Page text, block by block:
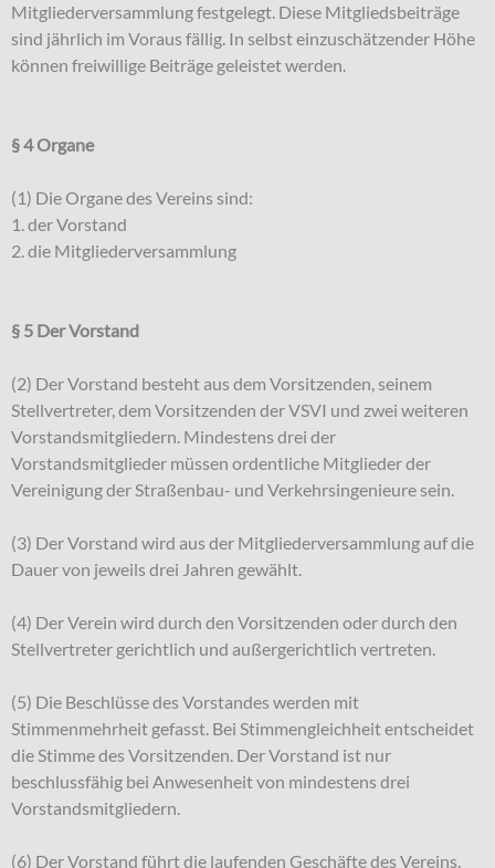
Mitgliederversammlung festgelegt. Diese Mitgliedsbeiträge
sind jährlich im Voraus fällig. In selbst einzuschätzender Höhe
können freiwillige Beiträge geleistet werden.
§ 4 Organe
(1) Die Organe des Vereins sind:
1. der Vorstand
2. die Mitgliederversammlung
§ 5 Der Vorstand
(2) Der Vorstand besteht aus dem Vorsitzenden, seinem
Stellvertreter, dem Vorsitzenden der VSVI und zwei weiteren
Vorstandsmitgliedern. Mindestens drei der
Vorstandsmitglieder müssen ordentliche Mitglieder der
Vereinigung der Straßenbau- und Verkehrsingenieure sein.
(3) Der Vorstand wird aus der Mitgliederversammlung auf die
Dauer von jeweils drei Jahren gewählt.
(4) Der Verein wird durch den Vorsitzenden oder durch den
Stellvertreter gerichtlich und außergerichtlich vertreten.
(5) Die Beschlüsse des Vorstandes werden mit
Stimmenmehrheit gefasst. Bei Stimmengleichheit entscheidet
die Stimme des Vorsitzenden. Der Vorstand ist nur
beschlussfähig bei Anwesenheit von mindestens drei
Vorstandsmitgliedern.
(6) Der Vorstand führt die laufenden Geschäfte des Vereins.